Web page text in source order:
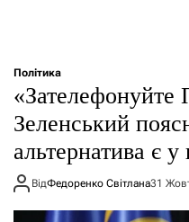
Політика
Зеленський
альтернатива є у
ВідФедоренко Світлана31